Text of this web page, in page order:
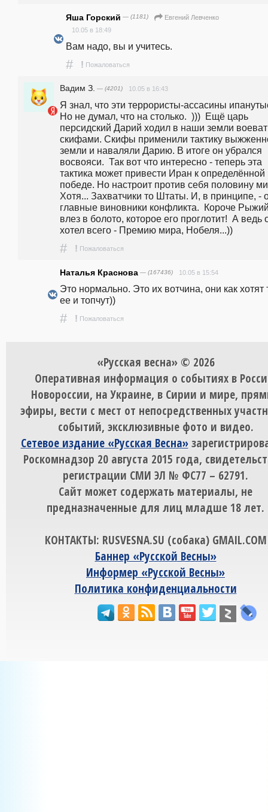
Яша Горский — (1181)
Евгений Левченко
10.05 в 18:49
Вам надо, вы и учитесь.
# ! Пожаловаться
Вадим З. — (4201) 10.05 в 16:43
Я знал, что эти террористы-ассасины
Но не думал, что на столько.  )))  Ещё царь
персидский Дарий ходил в наши земли
скифами. Скифы применили тактику
земли и наваляли Дарию. В итоге он убрался
восвояси.  Так вот что интересно - теперь эта
тактика может привести Иран к определённой
победе. Но настроит против себя половину
Хотя... Захватчики то Штаты. И, в принципе, -
главные виновники конфликта.  Короче
влез в болото, которое его проглотит!  А ведь
хотел всего - Премию мира, Нобеля...))
# ! Пожаловаться
Наталья Краснова — (167436) 10.05 в 15:54
Это нормально. Это их вотчина, они как хотят
ее и топчут))
# ! Пожаловаться
«Русская весна» © 2026
Оперативная информация о событиях в
Новороссии, на Украине, в Сирии и мире,
эфиры, вести с мест от непосредственных
событий, эксклюзивные фото и видео.
Сетевое издание «Русская Весна»
Роскомнадзор 20 августа 2015 года,
регистрации СМИ ЭЛ № ФС77 – 62791.
Сайт может содержать материалы, не
предназначенные для лиц младше 18 лет.
КОНТАКТЫ: RUSVESNA.SU (собака) GMAIL.COM
Баннер «Русской Весны»
Информер «Русской Весны»
Политика конфиденциальности